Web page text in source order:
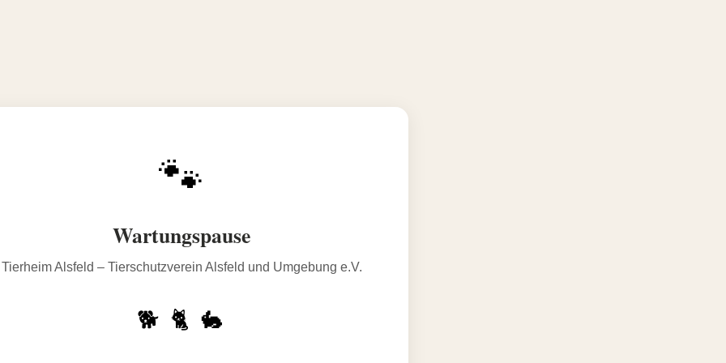
🐾
Wartungspause
Tierheim Alsfeld – Tierschutzverein Alsfeld und Umgebung e.V.
🐕 🐈 🐇